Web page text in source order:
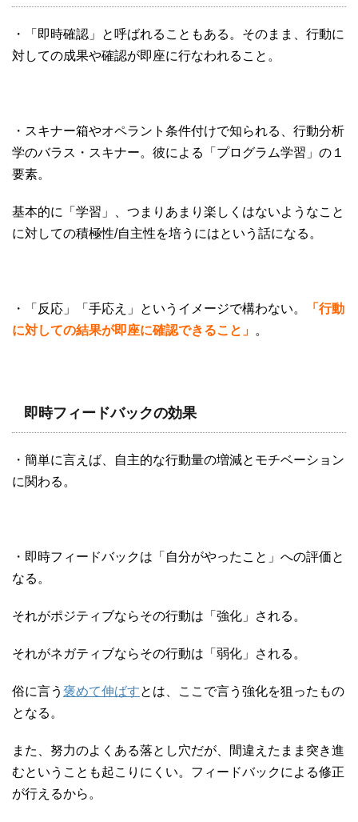
・「即時確認」と呼ばれることもある。そのまま、行動に
対しての成果や確認が即座に行なわれること。
・スキナー箱やオペラント条件付けで知られる、行動分析
学のバラス・スキナー。彼による「プログラム学習」の１
要素。
基本的に「学習」、つまりあまり楽しくはないようなこと
に対しての積極性/自主性を培うにはという話になる。
・「反応」「手応え」というイメージで構わない。
「行動
に対しての結果が即座に確認できること」 。
即時フィードバックの効果
・簡単に言えば、自主的な行動量の増減とモチベーション
に関わる。
・即時フィードバックは「自分がやったこと」への評価と
なる。
それがポジティブならその行動は「強化」される。
それがネガティブならその行動は「弱化」される。
俗に言う 褒めて伸ばすとは、ここで言う強化を狙ったもの
となる。
また、努力のよくある落とし穴だが、間違えたまま突き進
むということも起こりにくい。フィードバックによる修正
が行えるから。